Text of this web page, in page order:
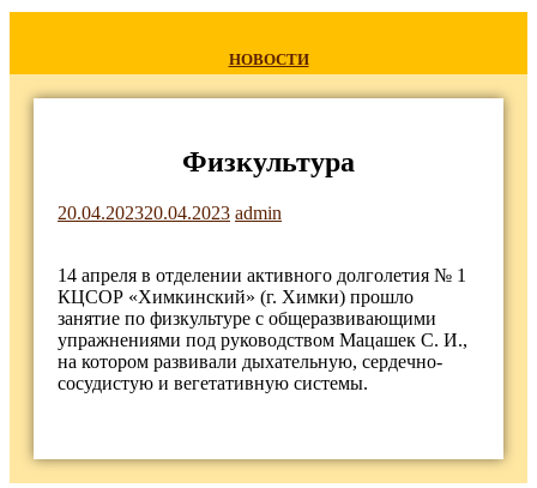
НОВОСТИ
Физкультура
20.04.202320.04.2023 admin
14 апреля в отделении активного долголетия № 1
КЦСОР «Химкинский» (г. Химки) прошло
занятие по физкультуре с общеразвивающими
упражнениями под руководством Мацашек С. И.,
на котором развивали дыхательную, сердечно-
сосудистую и вегетативную системы.